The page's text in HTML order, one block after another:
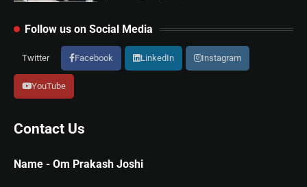
Follow us on Social Media
Twitter Facebook LinkedIn Instagram
YouTube
Contact Us
Name - Om Prakash Joshi